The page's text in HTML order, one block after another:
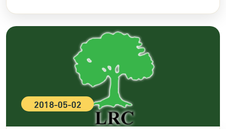
2018-05-02